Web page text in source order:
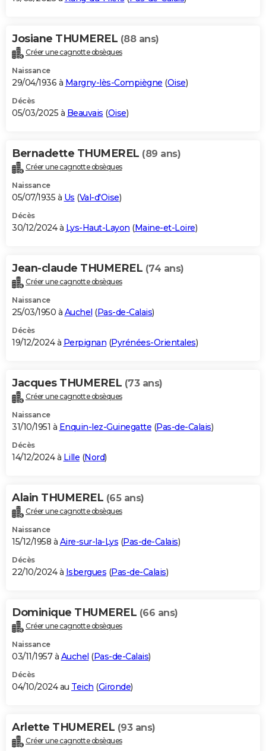
Josiane THUMEREL (88 ans)
Créer une cagnotte obsèques
Naissance
29/04/1936 à Margny-lès-Compiègne (Oise)
Décès
05/03/2025 à Beauvais (Oise)
Bernadette THUMEREL (89 ans)
Créer une cagnotte obsèques
Naissance
05/07/1935 à Us (Val-d'Oise)
Décès
30/12/2024 à Lys-Haut-Layon (Maine-et-Loire)
Jean-claude THUMEREL (74 ans)
Créer une cagnotte obsèques
Naissance
25/03/1950 à Auchel (Pas-de-Calais)
Décès
19/12/2024 à Perpignan (Pyrénées-Orientales)
Jacques THUMEREL (73 ans)
Créer une cagnotte obsèques
Naissance
31/10/1951 à Enquin-lez-Guinegatte (Pas-de-Calais)
Décès
14/12/2024 à Lille (Nord)
Alain THUMEREL (65 ans)
Créer une cagnotte obsèques
Naissance
15/12/1958 à Aire-sur-la-Lys (Pas-de-Calais)
Décès
22/10/2024 à Isbergues (Pas-de-Calais)
Dominique THUMEREL (66 ans)
Créer une cagnotte obsèques
Naissance
03/11/1957 à Auchel (Pas-de-Calais)
Décès
04/10/2024 au Teich (Gironde)
Arlette THUMEREL (93 ans)
Créer une cagnotte obsèques